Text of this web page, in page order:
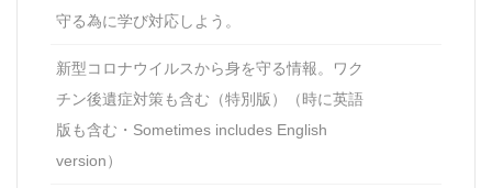
守る為に学び対応しよう。
新型コロナウイルスから身を守る情報。ワク
チン後遺症対策も含む（特別版）（時に英語
版も含む・Sometimes includes English
version）